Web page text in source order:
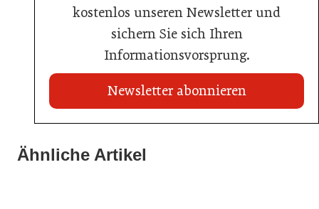
kostenlos unseren Newsletter und
sichern Sie sich Ihren
Informationsvorsprung.
Newsletter abonnieren
Ähnliche Artikel
War die Fußball-WM 2026 für Ihren Betrieb ein
21. Juli 2026
Stipendium für Nachwuchstalent in der Wiener